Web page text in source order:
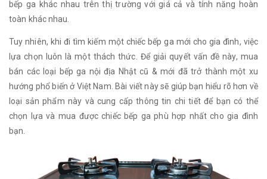
bếp ga khác nhau trên thị trường với giá cả và tính năng hoàn
toàn khác nhau.
Tuy nhiên, khi đi tìm kiếm một chiếc bếp ga mới cho gia đình, việc
lựa chọn luôn là một thách thức. Để giải quyết vấn đề này, mua
bán các loại bếp ga nội địa Nhật cũ & mới đã trở thành một xu
hướng phổ biến ở Việt Nam. Bài viết này sẽ giúp bạn hiểu rõ hơn về
loại sản phẩm này và cung cấp thông tin chi tiết để bạn có thể
chọn lựa và mua được chiếc bếp ga phù hợp nhất cho gia đình
bạn.